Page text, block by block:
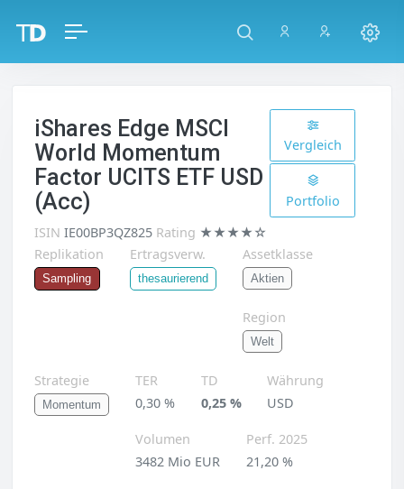
iShares Edge MSCI
World Momentum
Factor UCITS ETF USD
(Acc)
Vergleich
Portfolio
ISIN IE00BP3QZ825 Rating ★★★★☆
Replikation
Sampling
Ertragsverw.
thesaurierend
Assetklasse
Aktien
Region
Welt
Strategie
Momentum
TER
0,30 %
TD
0,25 %
Währung
USD
Volumen
3482 Mio EUR
Perf. 2025
21,20 %